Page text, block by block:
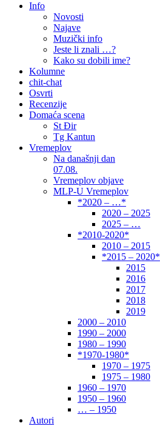
Autori
Info
Novosti
Najave
Muzički info
Jeste li znali …?
Kako su dobili ime?
Kolumne
chit-chat
Osvrti
Recenzije
Domaća scena
St Đir
Tg Kantun
Vremeplov
Na današnji dan
07.08.
Vremeplov objave
MLP-U Vremeplov
*2020 – …*
2020 – 2025
2025 – …
*2010-2020*
2010 – 2015
*2015 – 2020*
2015
2016
2017
2018
2019
2000 – 2010
1990 – 2000
1980 – 1990
*1970-1980*
1970 – 1975
1975 – 1980
1960 – 1970
1950 – 1960
… – 1950
Autori